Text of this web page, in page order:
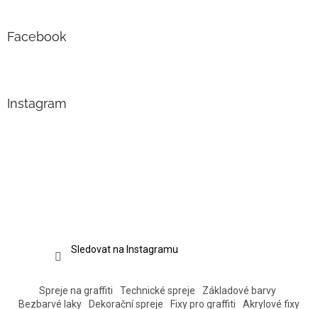
Facebook
Instagram
Sledovat na Instagramu
Spreje na graffiti Technické spreje
Základové barvy
Bezbarvé laky
Dekorační spreje Fixy pro graffiti Akrylové fixy